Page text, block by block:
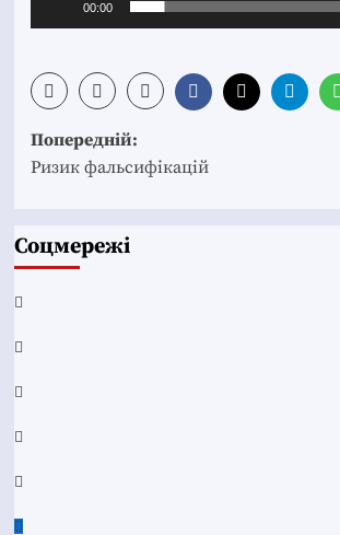
00:00
Post
navigation
Попередній:
Ризик фальсифікацій
Соцмережі
Facebook
YouTube
Telegram
Instagram
Twitter
Google